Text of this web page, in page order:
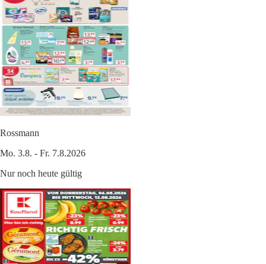
Rossmann
Mo. 3.8. - Fr. 7.8.2026
Nur noch heute gültig